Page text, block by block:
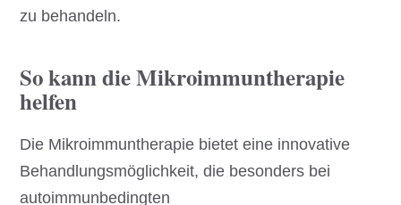
zu behandeln.
So kann die Mikroimmuntherapie
helfen
Die Mikroimmuntherapie bietet eine innovative
Behandlungsmöglichkeit, die besonders bei
autoimmunbedingten